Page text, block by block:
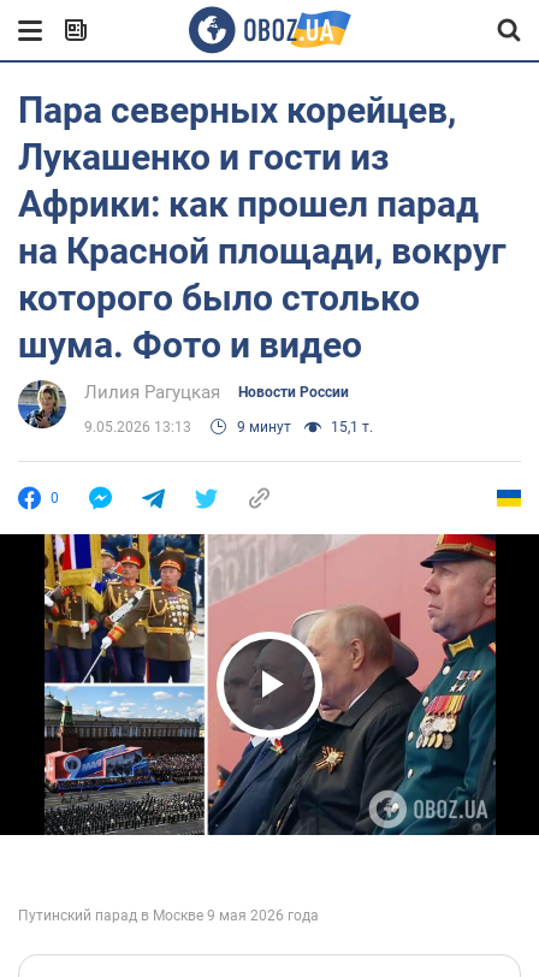
Пара северных корейцев,
Лукашенко и гости из
Африки: как прошел парад
на Красной площади, вокруг
которого было столько
шума. Фото и видео
Лилия Рагуцкая Новости России
9.05.2026 13:13 9 минут 15,1 т.
0
Play Video